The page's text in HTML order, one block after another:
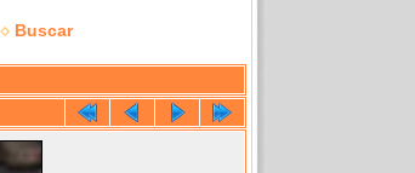
Buscar